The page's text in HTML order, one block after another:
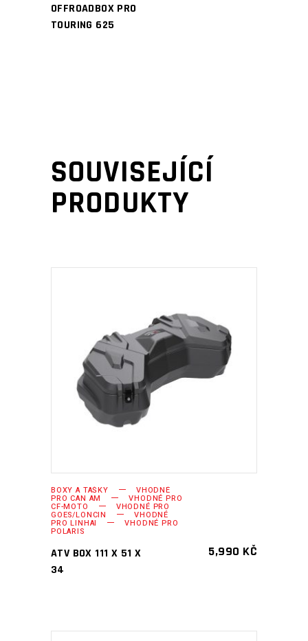
OFFROADBOX PRO
TOURING 625
SOUVISEJÍCÍ
PRODUKTY
PŘIDAT DO KOŠÍKU
BOXY A TAŠKY VHODNÉ
PRO CAN AM VHODNÉ PRO
CF-MOTO VHODNÉ PRO
GOES/LONCIN VHODNÉ
PRO LINHAI VHODNÉ PRO
POLARIS
ATV BOX 111 X 51 X
34
5,990 KČ